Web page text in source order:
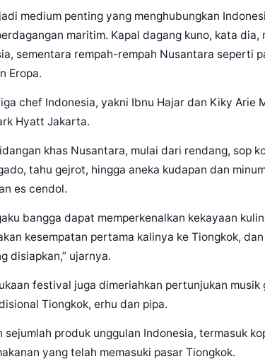
medium penting yang menghubungkan
maritim. Kapal dagang kuno, kata dia,
sementara rempah-rempah Nusantara seperti
Eropa.
chef Indonesia, yakni Ibnu Hajar dan Kiky Arie
Hyatt Jakarta.
khas Nusantara, mulai dari rendang, sop
tahu gejrot, hingga aneka kudapan dan
es cendol.
bangga dapat memperkenalkan kekayaan
kesempatan pertama kalinya ke Tiongkok,
disiapkan,” ujarnya.
festival juga dimeriahkan pertunjukan musik
Tiongkok, erhu dan pipa.
sejumlah produk unggulan Indonesia, termasuk
yang telah memasuki pasar Tiongkok.